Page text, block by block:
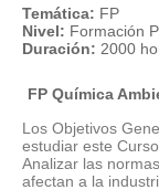
Temática: FP
Nivel: Formación
Duración: 2000
FP Química
Los Objetivos
estudiar este
Analizar las
afectan a la